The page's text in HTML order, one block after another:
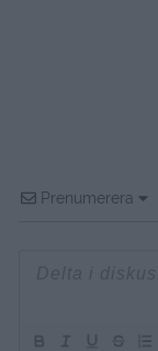
Prenumerera